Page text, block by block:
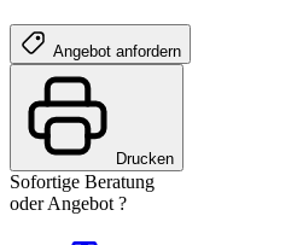
Angebot anfordern
Drucken
Sofortige Beratung
oder Angebot ?